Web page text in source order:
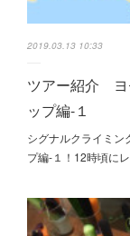
2019.03.13 10:33
ツアー紹介
ップ編-１
シグナルクライミ
プ編-１！12時頃に